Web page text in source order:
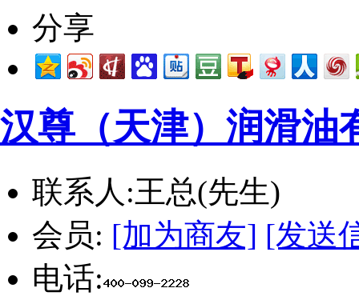
汉尊（天津）润滑油
联系人:王总(先生)
会员: [加为商友] [发送
电话: